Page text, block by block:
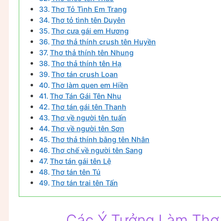
Thơ Tỏ Tình Em Trang
Thơ tỏ tình tên Duyên
Thơ cưa gái em Hương
Thơ thả thính crush tên Huyền
Thơ thả thính tên Nhung
Thơ thả thính tên Hạ
Thơ tán crush Loan
Thơ làm quen em Hiền
Thơ Tán Gái Tên Nhu
Thơ tán gái tên Thanh
Thơ về người tên tuấn
Thơ về người tên Sơn
Thơ thả thính bằng tên Nhân
Thơ chế về người tên Sang
Thơ tán gái tên Lệ
Thơ tán tên Tú
Thơ tán trai tên Tấn